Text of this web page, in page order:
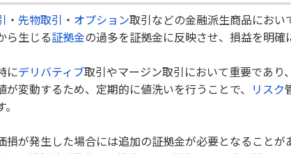
・ 先物取引 ・ オプション取引などの金融派生商品におい
ら生じる証拠金の過多を証拠金に反映させ、損益を明確
にデリバティブ取引やマージン取引において重要であり
が変動するため、定期的に値洗いを行うことで、 リスク
損が発生した場合には追加の証拠金が必要となることが